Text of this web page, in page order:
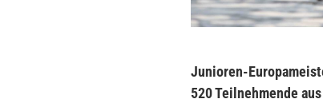
Junioren-
520 Teilnehmende